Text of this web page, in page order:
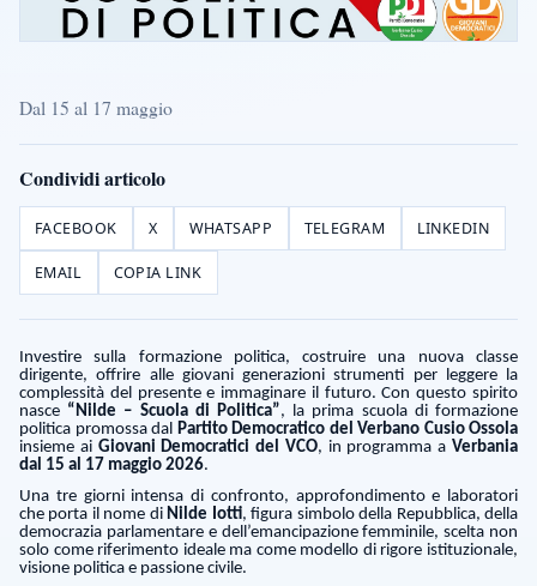
Dal 15 al 17 maggio
Condividi articolo
FACEBOOK X WHATSAPP TELEGRAM LINKEDIN
EMAIL COPIA LINK
Investire sulla formazione politica, costruire una nuova classe
dirigente, offrire alle giovani generazioni strumenti per leggere la
complessità del presente e immaginare il futuro. Con questo spirito
nasce “Nilde – Scuola di Politica”, la prima scuola di formazione
politica promossa dal Partito Democratico del Verbano Cusio Ossola
insieme ai Giovani Democratici del VCO, in programma aVerbania
dal 15 al 17 maggio 2026.
Una tre giorni intensa di confronto, approfondimento e laboratori
che porta il nome di Nilde Iotti, figura simbolo della Repubblica, della
democrazia parlamentare e dell’emancipazione femminile, scelta non
solo come riferimento ideale ma come modello di rigore istituzionale,
visione politica e passione civile.